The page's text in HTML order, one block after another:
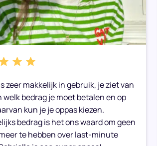
zeer makkelijk in gebruik, je ziet van
welk bedrag je moet betalen en op
kun je je oppas kiezen.
bedrag is het ons waard om geen
te hebben over last-minute